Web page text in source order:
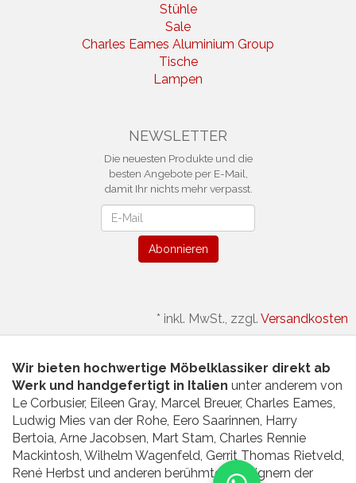
Stühle
Sale
Charles Eames Aluminium Group
Tische
Lampen
NEWSLETTER
Die neuesten Produkte und die
besten Angebote per E-Mail,
damit Ihr nichts mehr verpasst.
Abonnieren
* inkl. MwSt., zzgl. Versandkosten
Wir bieten hochwertige Möbelklassiker direkt ab
Werk und handgefertigt in Italien unter anderem von
Le Corbusier, Eileen Gray, Marcel Breuer, Charles Eames,
Ludwig Mies van der Rohe, Eero Saarinnen, Harry
Bertoia, Arne Jacobsen, Mart Stam, Charles Rennie
Mackintosh, Wilhelm Wagenfeld, Gerrit Thomas Rietveld,
René Herbst und anderen berühmten Designern der